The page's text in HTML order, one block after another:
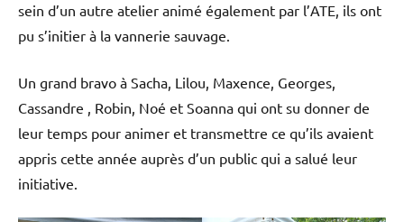
sein d’un autre atelier animé également par l’ATE, ils ont
pu s’initier à la vannerie sauvage.
Un grand bravo à Sacha, Lilou, Maxence, Georges,
Cassandre , Robin, Noé et Soanna qui ont su donner de
leur temps pour animer et transmettre ce qu’ils avaient
appris cette année auprès d’un public qui a salué leur
initiative.